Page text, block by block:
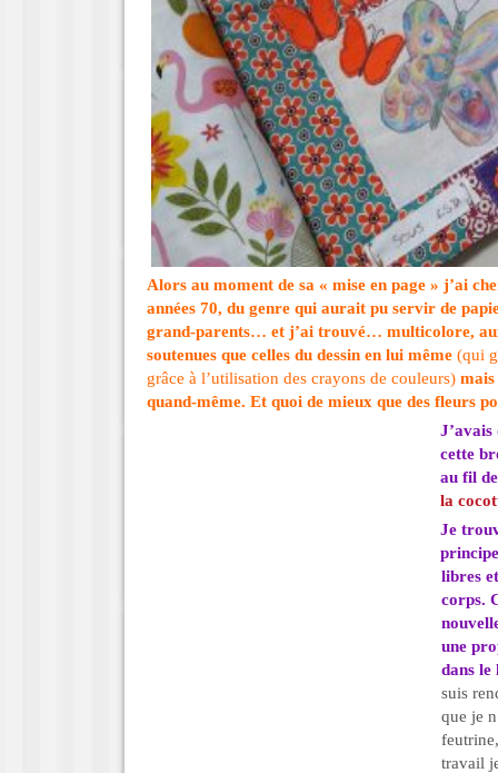
Alors au moment de sa « mise en page » j’ai
années 70, du genre qui aurait pu servir de
grand-parents… et j’ai trouvé… multicolore,
soutenues que celles du dessin en lui même (qui
grâce à l’utilisation des crayons de couleurs)
quand-même. Et quoi de mieux que des fleurs
cette
au fil
la
Je
libres
corps.
une
dans le
suis
que je
travail